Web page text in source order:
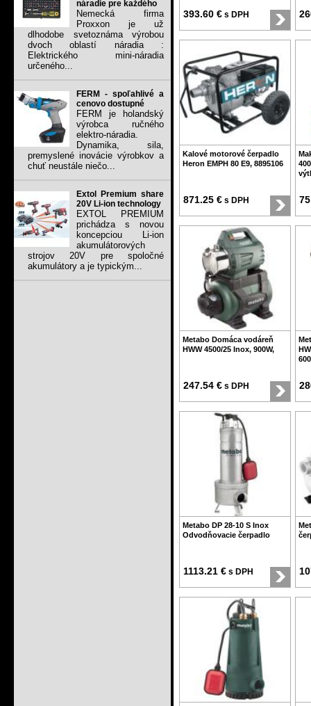
náradie pre každého
Nemecká firma
Proxxon je už
dlhodobe svetoznáma výrobou
dvoch oblastí náradia :
Elektrického mini-náradia
určeného...
FERM - spoľahlivé a
cenovo dostupné
FERM je holandský
výrobca ručného
elektro-náradia.
Dynamika, sila,
premyslené inovácie výrobkov a
chuť neustále niečo...
Extol Premium share
20V Li-ion technology
EXTOL PREMIUM
prichádza s novou
koncepciou Li-ion
akumulátorových
strojov 20V pre spoločné
akumulátory a je typickým...
393.60 € s DPH
Kalové motorové čerpadlo
Heron EMPH 80 E9, 8895106
871.25 € s DPH
Metabo Domáca vodáreň
HWW 4500/25 Inox, 900W,
247.54 € s DPH
Metabo DP 28-10 S Inox
Odvodňovacie čerpadlo
1113.21 € s DPH